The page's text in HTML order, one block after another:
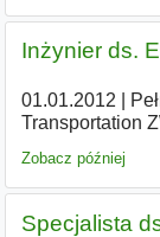
Inżynier ds.
01.01.2012
Transportation
Zobacz później
Specjalista